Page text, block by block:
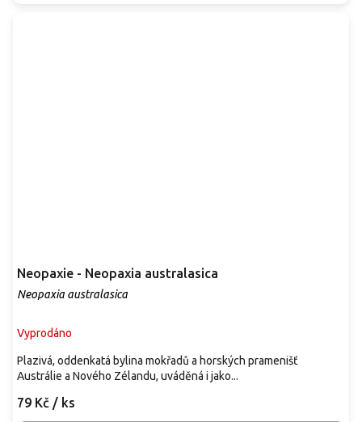
Neopaxie - Neopaxia australasica
Neopaxia australasica
Vyprodáno
79 Kč / ks
Plazivá, oddenkatá bylina mokřadů a horských pramenišť
Austrálie a Nového Zélandu, uváděná i jako...